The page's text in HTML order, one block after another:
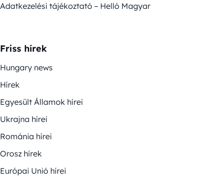
Adatkezelési tájékoztató – Helló Magyar
Friss hírek
Hungary news
Hírek
Egyesült Államok hírei
Ukrajna hírei
Románia hírei
Orosz hírek
Európai Unió hírei